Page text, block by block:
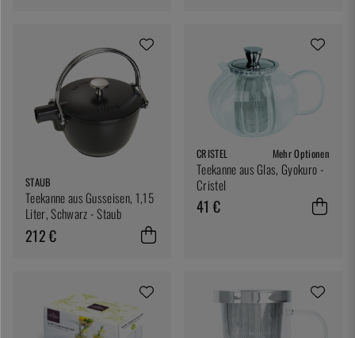
STAUB
Teekanne aus Gusseisen, 1,15
Liter, Schwarz - Staub
212 €
CRISTEL Mehr Optionen
Teekanne aus Glas, Gyokuro -
Cristel
41 €